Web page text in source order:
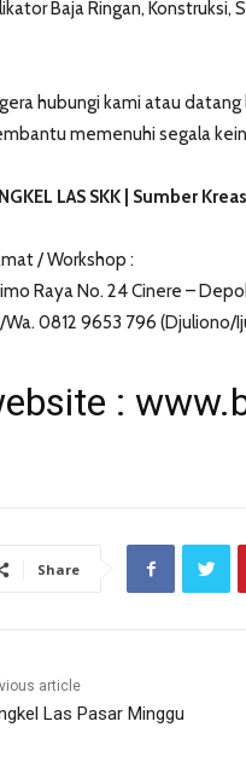
Baja Ringan, Konstruksi,
hubungi kami atau
memenuhi segala
LAS SKK | Sumber
/ Workshop :
Raya No. 24 Cinere –
Wa. 0812 9653 796 (Djuliono/
:
Share
article
Las Pasar Minggu